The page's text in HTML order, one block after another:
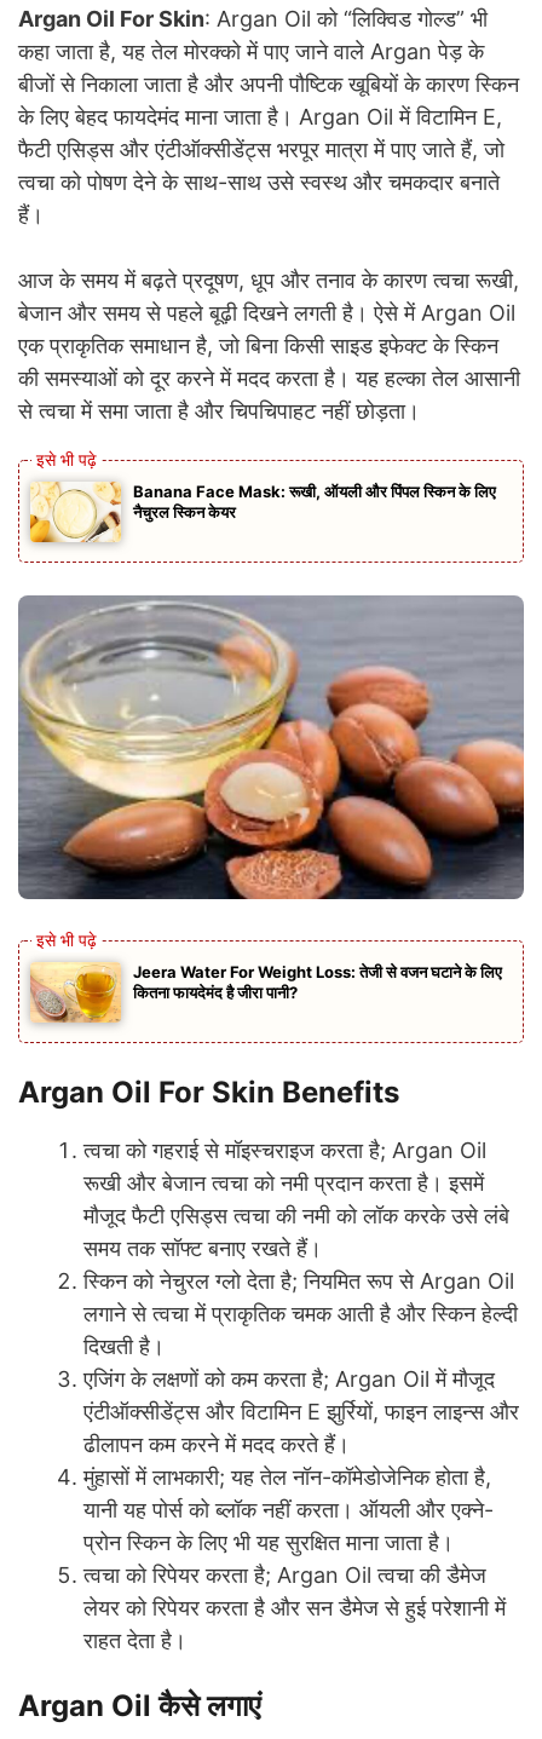
Argan Oil For Skin: Argan Oil को “लिक्विड गोल्ड” भी
कहा जाता है, यह तेल मोरक्को में पाए जाने वाले Argan पेड़ के
बीजों से निकाला जाता है और अपनी पौष्टिक खूबियों के कारण स्किन
के लिए बेहद फायदेमंद माना जाता है। Argan Oil में विटामिन E,
फैटी एसिड्स और एंटीऑक्सीडेंट्स भरपूर मात्रा में पाए जाते हैं, जो
त्वचा को पोषण देने के साथ-साथ उसे स्वस्थ और चमकदार बनाते
हैं।
आज के समय में बढ़ते प्रदूषण, धूप और तनाव के कारण त्वचा रूखी,
बेजान और समय से पहले बूढ़ी दिखने लगती है। ऐसे में Argan Oil
एक प्राकृतिक समाधान है, जो बिना किसी साइड इफेक्ट के स्किन
की समस्याओं को दूर करने में मदद करता है। यह हल्का तेल आसानी
से त्वचा में समा जाता है और चिपचिपाहट नहीं छोड़ता।
Banana Face Mask: रूखी, ऑयली और पिंपल स्किन के लिए
नैचुरल स्किन केयर
Jeera Water For Weight Loss: तेजी से वजन घटाने के लिए
कितना फायदेमंद है जीरा पानी?
Argan Oil For Skin Benefits
त्वचा को गहराई से मॉइस्चराइज करता है; Argan Oil
रूखी और बेजान त्वचा को नमी प्रदान करता है। इसमें
मौजूद फैटी एसिड्स त्वचा की नमी को लॉक करके उसे लंबे
समय तक सॉफ्ट बनाए रखते हैं।
स्किन को नेचुरल ग्लो देता है;नियमित रूप से Argan Oil
लगाने से त्वचा में प्राकृतिक चमक आती है और स्किन हेल्दी
दिखती है।
एजिंग के लक्षणों को कम करता है; Argan Oil में मौजूद
एंटीऑक्सीडेंट्स और विटामिन E झुर्रियों, फाइन लाइन्स और
ढीलापन कम करने में मदद करते हैं।
मुंहासों में लाभकारी;यह तेल नॉन-कॉमेडोजेनिक होता है,
यानी यह पोर्स को ब्लॉक नहीं करता। ऑयली और एक्ने-
प्रोन स्किन के लिए भी यह सुरक्षित माना जाता है।
त्वचा को रिपेयर करता है; Argan Oil त्वचा की डैमेज
लेयर को रिपेयर करता है और सन डैमेज से हुई परेशानी में
राहत देता है।
Argan Oil कैसे लगाएं